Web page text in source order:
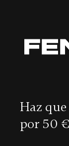
Haz
por 50